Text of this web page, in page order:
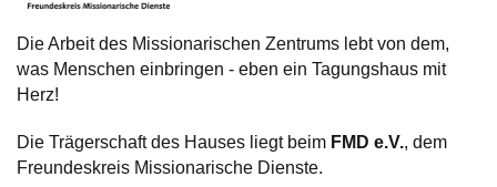
Die Arbeit des Missionarischen Zentrums lebt von dem,
was Menschen einbringen - eben ein Tagungshaus mit
Herz!
Die Trägerschaft des Hauses liegt beim FMD e.V., dem
Freundeskreis Missionarische Dienste.